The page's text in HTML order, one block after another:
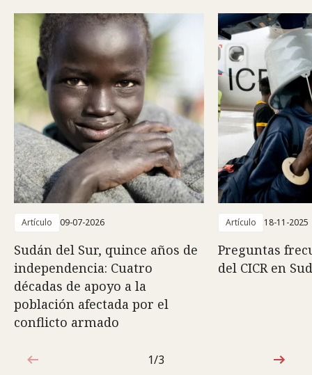
Artículo 09-07-2026
Sudán del Sur, quince años de
independencia: Cuatro
décadas de apoyo a la
población afectada por el
conflicto armado
Artículo 18-11-2025
Preguntas
del CICR en
1de3
1/3